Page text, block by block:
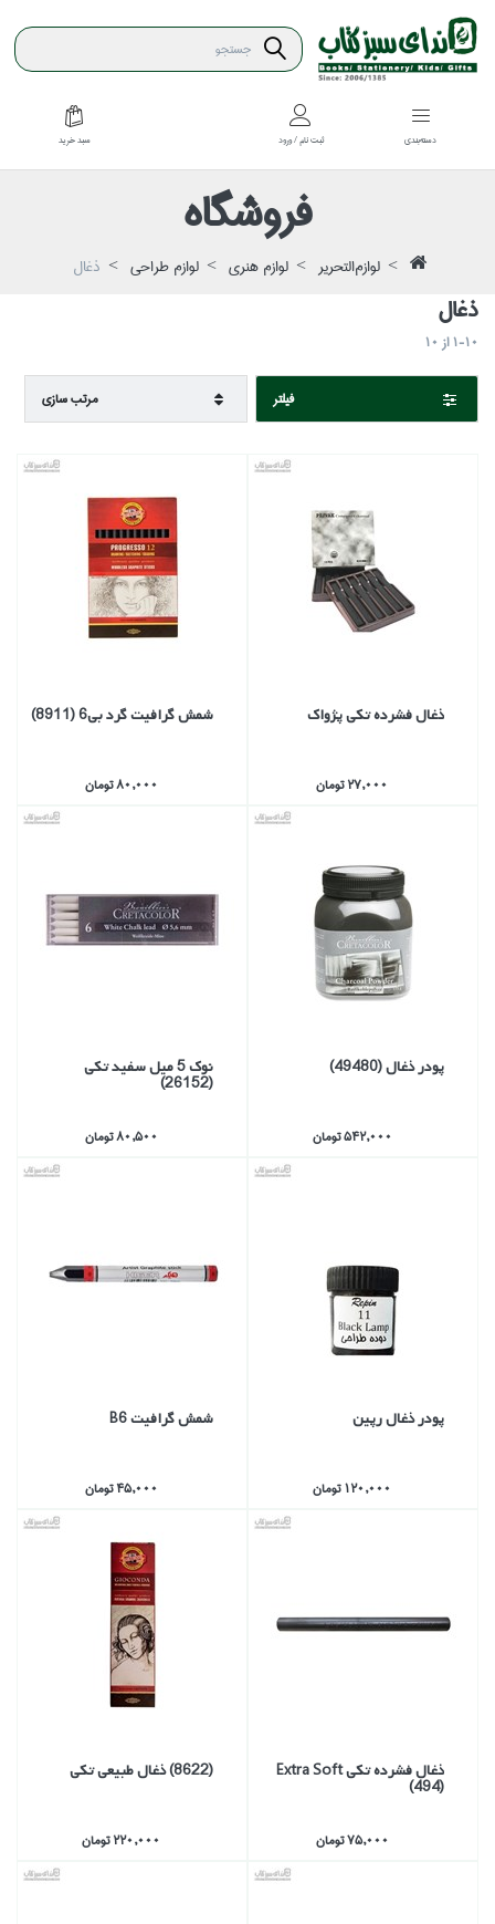
دسته‌بندي ثبت نام / ورود سبد خريد
فروشگاه
لوازم‌التحرير لوازم هنري لوازم طراحي ذغال
ذغال
1-10از 10
فيلتر مرتب سازي
ذغال فشرده تكي پژواك
27,000 تومان
شمش گرافيت گرد بي6 (8911)
80,000 تومان
پودر ذغال (49480)
542,000 تومان
نوك 5 ميل سفيد تكي
(26152)
80,500 تومان
پودر ذغال رپين
120,000 تومان
شمش گرافيت B6
45,000 تومان
ذغال فشرده تكي Extra Soft
(494)
75,000 تومان
(8622) ذغال طبيعي تكي
220,000 تومان